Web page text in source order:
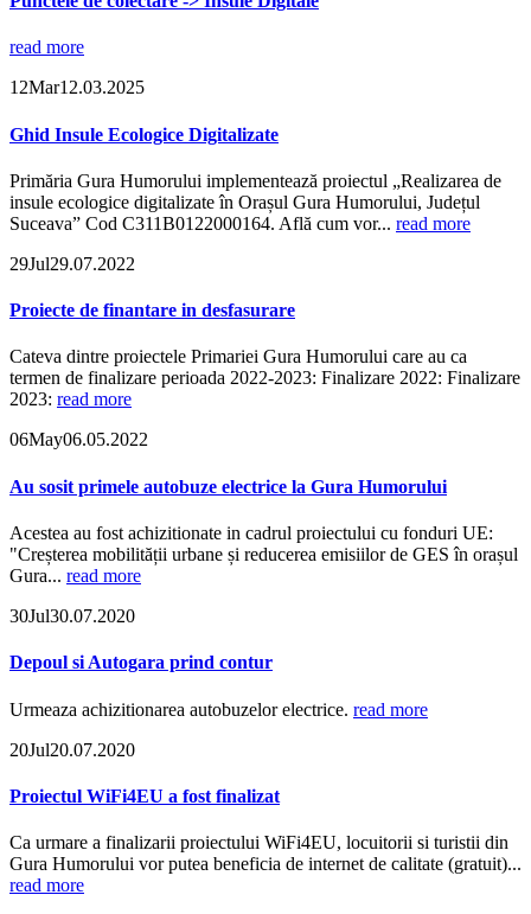
read more
12Mar12.03.2025
Ghid Insule Ecologice Digitalizate
Primăria Gura Humorului implementează proiectul „Realizarea de
insule ecologice digitalizate în Orașul Gura Humorului, Județul
Suceava” Cod C311B0122000164. Află cum vor... read more
29Jul29.07.2022
Proiecte de finantare in desfasurare
Cateva dintre proiectele Primariei Gura Humorului care au ca
termen de finalizare perioada 2022-2023: Finalizare 2022: Finalizare
2023: read more
06May06.05.2022
Au sosit primele autobuze electrice la Gura Humorului
Acestea au fost achizitionate in cadrul proiectului cu fonduri UE:
"Creșterea mobilității urbane și reducerea emisiilor de GES în orașul
Gura... read more
30Jul30.07.2020
Depoul si Autogara prind contur
Urmeaza achizitionarea autobuzelor electrice. read more
20Jul20.07.2020
Proiectul WiFi4EU a fost finalizat
Ca urmare a finalizarii proiectului WiFi4EU, locuitorii si turistii din
Gura Humorului vor putea beneficia de internet de calitate (gratuit)...
read more